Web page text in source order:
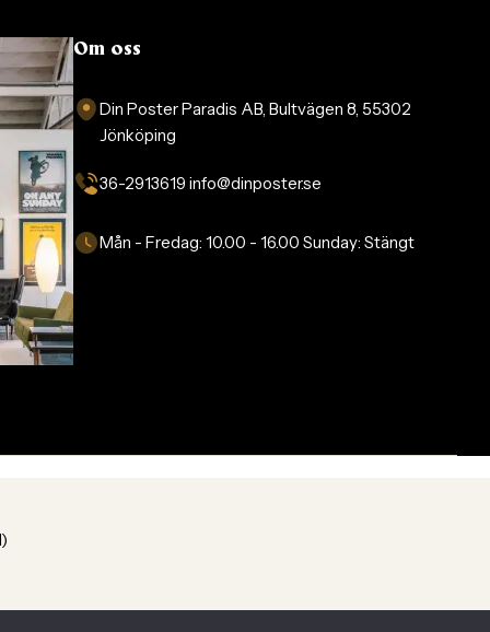
Om oss
Din Poster Paradis AB, Bultvägen 8, 55302
Jönköping
36-2913619 info@dinposter.se​
Mån - Fredag:10.00 - 16.00Sunday:Stängt